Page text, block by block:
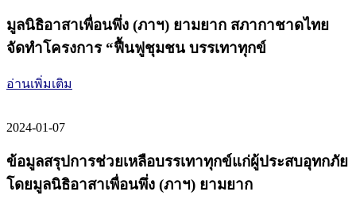
มูลนิธิอาสาเพื่อนพึ่ง (ภาฯ) ยามยาก สภากาชาดไทย
จัดทำโครงการ “ฟื้นฟูชุมชน บรรเทาทุกข์
อ่านเพิ่มเติม
2024-01-07
ข้อมูลสรุปการช่วยเหลือบรรเทาทุกข์แก่ผู้ประสบอุทกภัย
โดยมูลนิธิอาสาเพื่อนพึ่ง (ภาฯ) ยามยาก